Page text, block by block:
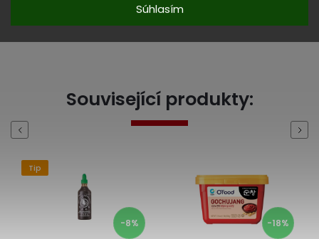
Súhlasím
Související produkty:
Previous
Tip
-8% -18%
Next